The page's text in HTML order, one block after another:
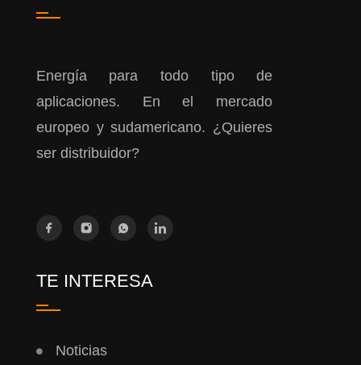
Energía para todo tipo de
aplicaciones. En el mercado
europeo y sudamericano. ¿Quieres
ser distribuidor?
TE INTERESA
Noticias